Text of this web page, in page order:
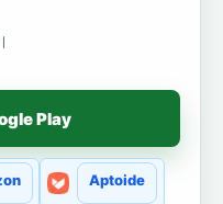
Play
Aptoide